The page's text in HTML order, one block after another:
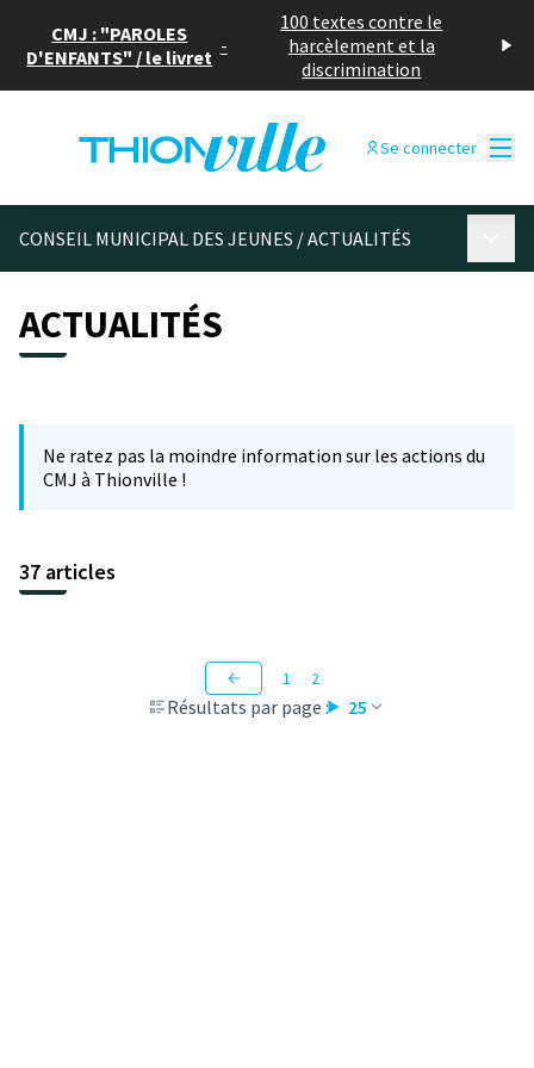
CMJ : "PAROLES
D'ENFANTS" / le livret -
100 textes contre le
harcèlement et la
discrimination
Se connecter
CONSEIL MUNICIPAL DES JEUNES /ACTUALITÉS
ACTUALITÉS
Ne ratez pas la moindre information sur les actions du
CMJ à Thionville !
37 articles
Résultats par page : 25
1 2